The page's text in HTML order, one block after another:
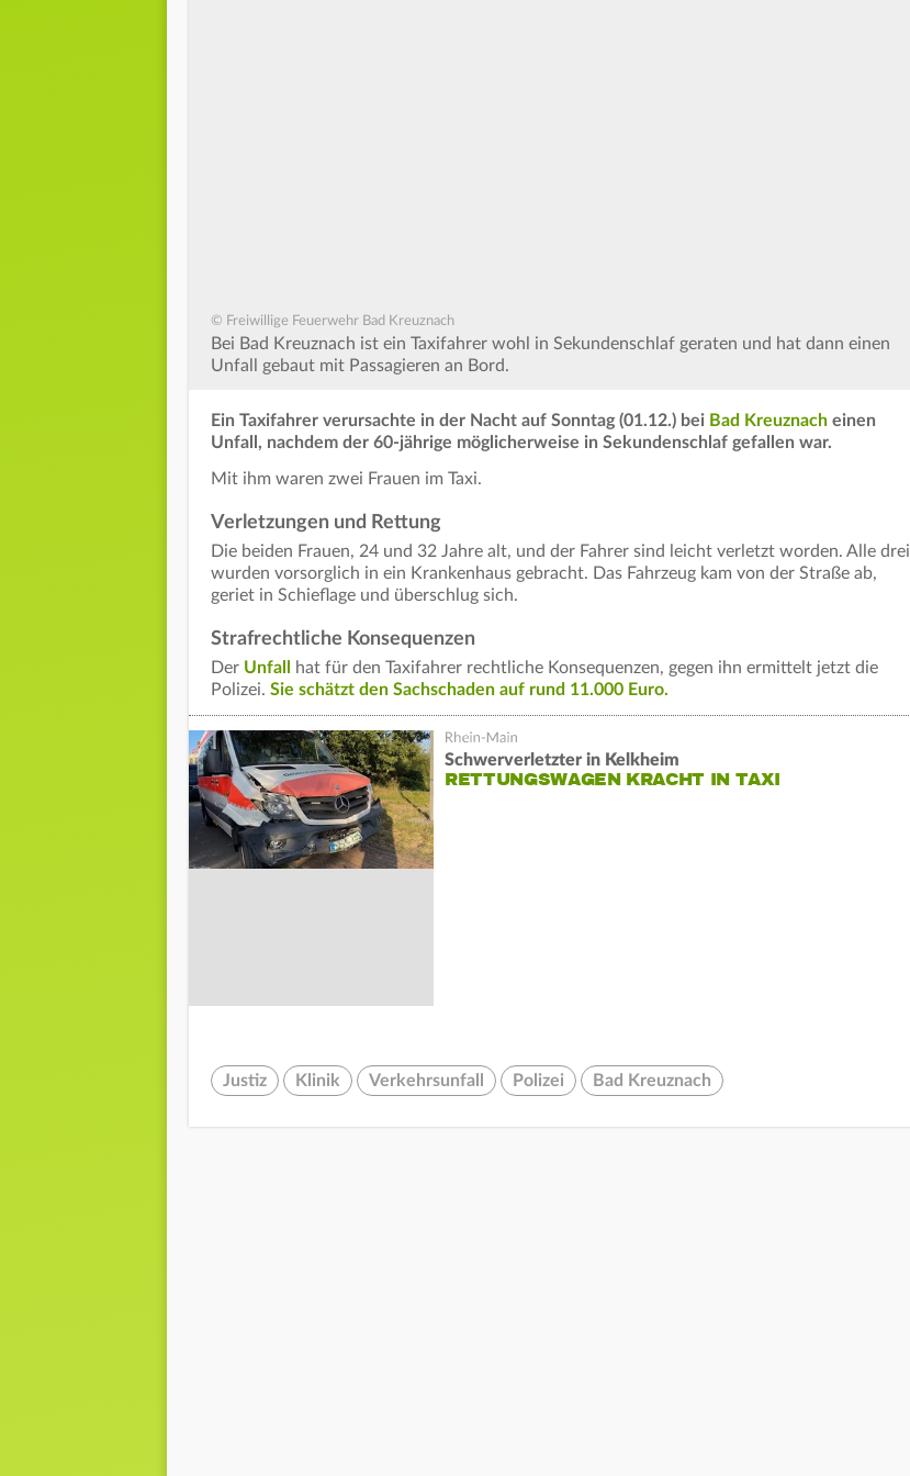
© Freiwillige Feuerwehr Bad Kreuznach
Bei Bad Kreuznach ist ein Taxifahrer wohl in Sekundenschlaf geraten und hat dann einen
Unfall gebaut mit Passagieren an Bord.
Ein Taxifahrer verursachte in der Nacht auf Sonntag (01.12.) bei Bad Kreuznach einen
Unfall, nachdem der 60-jährige möglicherweise in Sekundenschlaf gefallen war.
Mit ihm waren zwei Frauen im Taxi.
Verletzungen und Rettung
Die beiden Frauen, 24 und 32 Jahre alt, und der Fahrer sind leicht verletzt worden. Alle drei
wurden vorsorglich in ein Krankenhaus gebracht. Das Fahrzeug kam von der Straße ab,
geriet in Schieflage und überschlug sich.
Strafrechtliche Konsequenzen
Der Unfall
hat für den Taxifahrer rechtliche Konsequenzen, gegen ihn ermittelt jetzt die
Polizei. Sie schätzt den Sachschaden auf rund 11.000 Euro.
Schwerverletzter in Kelkheim
RETTUNGSWAGEN KRACHT IN TAXI
Justiz Klinik Verkehrsunfall Polizei Bad Kreuznach